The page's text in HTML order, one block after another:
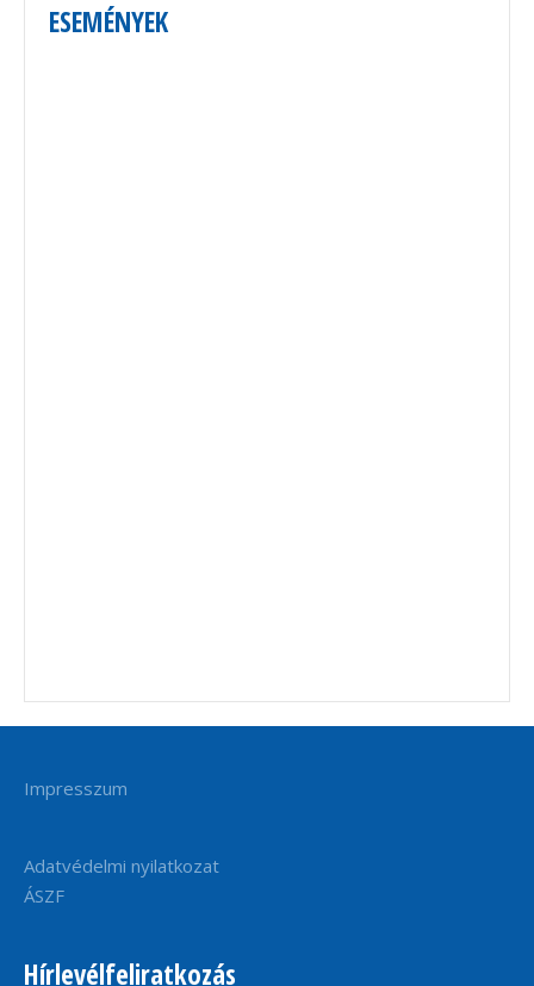
ESEMÉNYEK
Impresszum
Adatvédelmi nyilatkozat
ÁSZF
Hírlevélfeliratkozás